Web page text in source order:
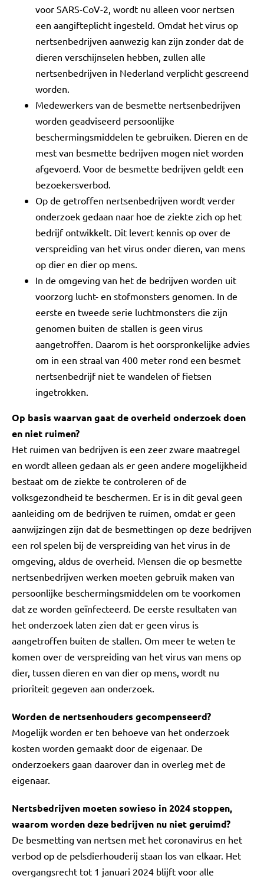
voor SARS-CoV-2, wordt nu alleen voor nertsen
een aangifteplicht ingesteld. Omdat het virus op
nertsenbedrijven aanwezig kan zijn zonder dat de
dieren verschijnselen hebben, zullen alle
nertsenbedrijven in Nederland verplicht gescreend
worden.
Medewerkers van de besmette nertsenbedrijven
worden geadviseerd persoonlijke
beschermingsmiddelen te gebruiken. Dieren en de
mest van besmette bedrijven mogen niet worden
afgevoerd. Voor de besmette bedrijven geldt een
bezoekersverbod.
Op de getroffen nertsenbedrijven wordt verder
onderzoek gedaan naar hoe de ziekte zich op het
bedrijf ontwikkelt. Dit levert kennis op over de
verspreiding van het virus onder dieren, van mens
op dier en dier op mens.
In de omgeving van het de bedrijven worden uit
voorzorg lucht- en stofmonsters genomen. In de
eerste en tweede serie luchtmonsters die zijn
genomen buiten de stallen is geen virus
aangetroffen. Daarom is het oorspronkelijke advies
om in een straal van 400 meter rond een besmet
nertsenbedrijf niet te wandelen of fietsen
ingetrokken.
Op basis waarvan gaat de overheid onderzoek doen
en niet ruimen?
Het ruimen van bedrijven is een zeer zware maatregel
en wordt alleen gedaan als er geen andere mogelijkheid
bestaat om de ziekte te controleren of de
volksgezondheid te beschermen. Er is in dit geval geen
aanleiding om de bedrijven te ruimen, omdat er geen
aanwijzingen zijn dat de besmettingen op deze bedrijven
een rol spelen bij de verspreiding van het virus in de
omgeving, aldus de overheid. Mensen die op besmette
nertsenbedrijven werken moeten gebruik maken van
persoonlijke beschermingsmiddelen om te voorkomen
dat ze worden geïnfecteerd. De eerste resultaten van
het onderzoek laten zien dat er geen virus is
aangetroffen buiten de stallen. Om meer te weten te
komen over de verspreiding van het virus van mens op
dier, tussen dieren en van dier op mens, wordt nu
prioriteit gegeven aan onderzoek.
Worden de nertsenhouders gecompenseerd?
Mogelijk worden er ten behoeve van het onderzoek
kosten worden gemaakt door de eigenaar. De
onderzoekers gaan daarover dan in overleg met de
eigenaar.
Nertsbedrijven moeten sowieso in 2024 stoppen,
waarom worden deze bedrijven nu niet geruimd?
De besmetting van nertsen met het coronavirus en het
verbod op de pelsdierhouderij staan los van elkaar. Het
overgangsrecht tot 1 januari 2024 blijft voor alle